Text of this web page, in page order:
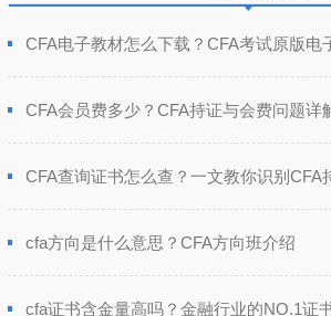
CFA电子教材怎么下载？CFA考试原版电
CFA会员费多少？CFA持证与会费问题详
CFA查询证书怎么查？一文教你识别CFA
cfa方向是什么意思？CFA方向班介绍
cfa证书含金量高吗？金融行业的NO.1证